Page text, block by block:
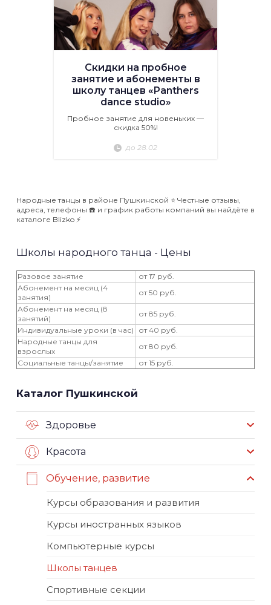
Скидки на пробное
занятие и абонементы в
школу танцев «Panthers
dance studio»
Пробное занятие для новеньких —
скидка 50%!
до 28.02
Народные танцы в районе Пушкинской ⭐️ Честные отзывы,
адреса, телефоны ☎️ и график работы компаний вы найдёте в
каталоге Blizko ⚡️
Школы народного танца - Цены
Разовое занятие
от 17 руб.
Абонемент на месяц (4
занятия)
от 50 руб.
Абонемент на месяц (8
занятий)
от 85 руб.
Индивидуальные уроки (в час)
от 40 руб.
Народные танцы для
взрослых
от 80 руб.
Социальные танцы/занятие
от 15 руб.
Каталог Пушкинской
Здоровье
Красота
Обучение, развитие
Курсы образования и развития
Курсы иностранных языков
Компьютерные курсы
Школы танцев
Спортивные секции